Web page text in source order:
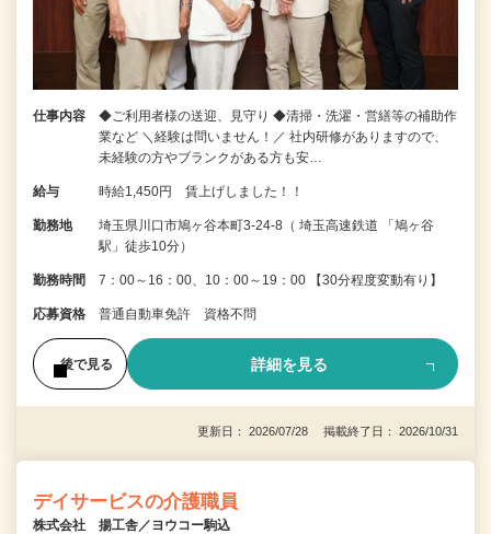
仕事内容
◆ご利用者様の送迎、見守り ◆清掃・洗濯・営繕等の補助作
業など ＼経験は問いません！／ 社内研修がありますので、
未経験の方やブランクがある方も安…
給与 時給1,450円 賃上げしました！！
勤務地
埼玉県川口市鳩ヶ谷本町3-24-8（ 埼玉高速鉄道 「鳩ヶ谷
駅」徒歩10分）
勤務時間 7：00～16：00、10：00～19：00 【30分程度変動有り】
応募資格 普通自動車免許 資格不問
後で見る 詳細を見る
更新日： 2026/07/28 掲載終了日： 2026/10/31
デイサービスの介護職員
株式会社 揚工舎／ヨウコー駒込